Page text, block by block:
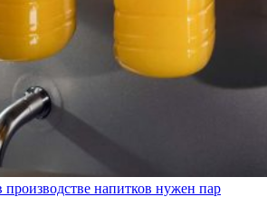
производстве напитков нужен пар